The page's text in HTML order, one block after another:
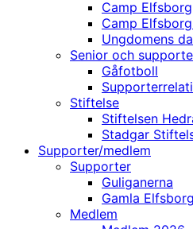
Camp Elfsborg
Camp
Ungdomens
Senior och
Gåfotboll
Stiftelse
Stiftelsen
Stadgar
Supporter/medlem
Supporter
Guliganerna
Gamla
Medlem